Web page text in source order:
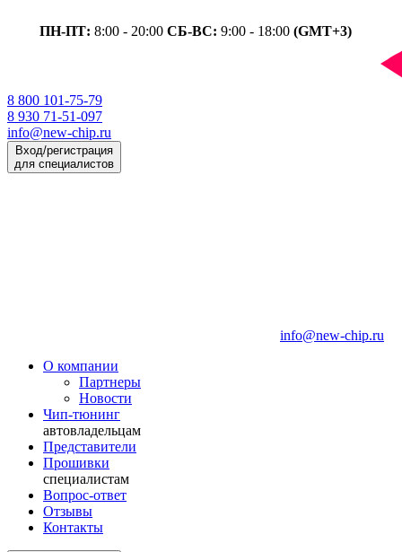
ПН-ПТ: 8:00 - 20:00 СБ-ВС: 9:00 - 18:00 (GMT+3)
8 800 101-75-79
8 930 71-51-097
info@new-chip.ru
Вход/регистрация
для специалистов
info@new-chip.ru
О компании
Партнеры
Новости
Чип-тюнинг
автовладельцам
Представители
Прошивки
специалистам
Вопрос-ответ
Отзывы
Контакты